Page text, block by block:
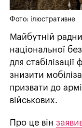
Фото: ілюстративне
Майбутній
національної
для
знизити
призвати до
військових.
Про це він